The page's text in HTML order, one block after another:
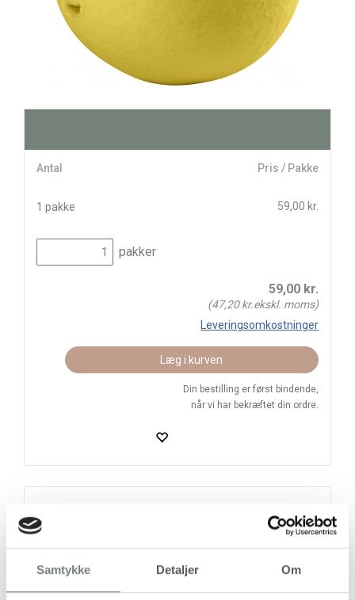
Samtykke Detaljer Om
Antal Pris / Pakke
1 pakke 59,00 kr.
pakker
59,00 kr.
(47,20kr.ekskl. moms)
Leveringsomkostninger
Læg i kurven
Din bestilling er først bindende,
når vi har bekræftet din ordre.
Levering: 1-3 hverdage
Handelsbetingelser